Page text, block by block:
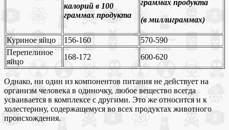
калорий в 100
граммах продукта
граммах продукта
(в миллиграммах)
Куриное яйцо 156-160
570-590
Перепелиное
яйцо
168-172 600-620
Однако, ни один из компонентов питания не действует на
организм человека в одиночку, любое вещество всегда
усваивается в комплексе с другими. Это же относится и к
холестерину, содержащемуся во всех продуктах животного
происхождения.